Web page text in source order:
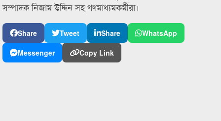
সম্পাদক নিজাম উদ্দিন সহ গণমাধ্যমকর্মীরা।
Share Tweet Share
WhatsApp
Messenger
Copy Link